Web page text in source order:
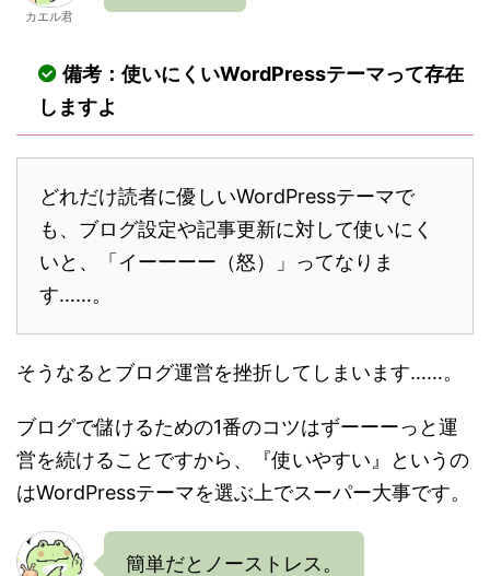
カエル君
備考：使いにくいWordPressテーマって存在
しますよ
どれだけ読者に優しいWordPressテーマで
も、ブログ設定や記事更新に対して使いにく
いと、「イーーーー（怒）」ってなりま
す……。
そうなるとブログ運営を挫折してしまいます……。
ブログで儲けるための1番のコツはずーーーっと運
営を続けることですから、『使いやすい』というの
はWordPressテーマを選ぶ上でスーパー大事です。
簡単だとノーストレス。